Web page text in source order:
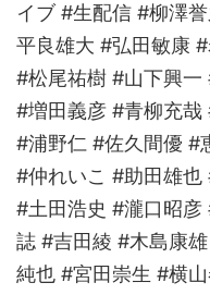
イブ #生配信 #柳澤
平良雄大 #弘田敏康
#松尾祐樹 #山下興
#増田義彦 #青柳充哉
#浦野仁 #佐久間優 #
#仲れいこ #助田雄
#土田浩史 #瀧口昭
誌 #吉田綾 #木島康
純也 #宮田崇生 #横